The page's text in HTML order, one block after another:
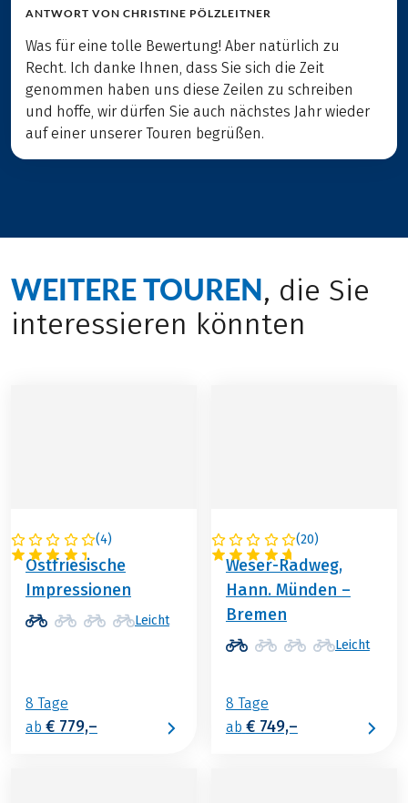
ANTWORT VON CHRISTINE PÖLZLEITNER
Was für eine tolle Bewertung! Aber natürlich zu
Recht. Ich danke Ihnen, dass Sie sich die Zeit
genommen haben uns diese Zeilen zu schreiben
und hoffe, wir dürfen Sie auch nächstes Jahr wieder
auf einer unserer Touren begrüßen.
WEITERE TOUREN, die Sie
interessieren könnten
(4)
DEUTSCHLAND
Ostfriesische
Impressionen
Leicht
8 Tage
ab € 779,–
(20)
DEUTSCHLAND
Weser-Radweg,
Hann. Münden –
Bremen
Leicht
8 Tage
ab € 749,–